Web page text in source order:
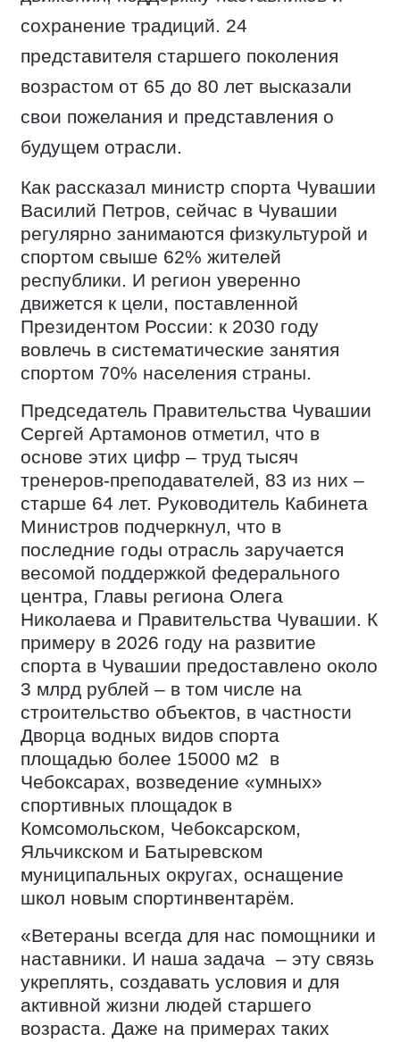
сохранение традиций. 24
представителя старшего поколения
возрастом от 65 до 80 лет высказали
свои пожелания и представления о
будущем отрасли.
Как рассказал министр спорта Чувашии
Василий Петров, сейчас в Чувашии
регулярно занимаются физкультурой и
спортом свыше 62% жителей
республики. И регион уверенно
движется к цели, поставленной
Президентом России: к 2030 году
вовлечь в систематические занятия
спортом 70% населения страны.
Председатель Правительства Чувашии
Сергей Артамонов отметил, что в
основе этих цифр – труд тысяч
тренеров-преподавателей, 83 из них –
старше 64 лет. Руководитель Кабинета
Министров подчеркнул, что в
последние годы отрасль заручается
весомой поддержкой федерального
центра, Главы региона Олега
Николаева и Правительства Чувашии. К
примеру в 2026 году на развитие
спорта в Чувашии предоставлено около
3 млрд рублей – в том числе на
строительство объектов, в частности
Дворца водных видов спорта
площадью более 15000 м2 в
Чебоксарах, возведение «умных»
спортивных площадок в
Комсомольском, Чебоксарском,
Яльчикском и Батыревском
муниципальных округах, оснащение
школ новым спортинвентарём.
«Ветераны всегда для нас помощники и
наставники. И наша задача – эту связь
укреплять, создавать условия и для
активной жизни людей старшего
возраста. Даже на примерах таких